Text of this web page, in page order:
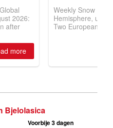
Bjelolasica
Voorbije 3 dagen